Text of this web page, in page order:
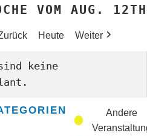
VOM AUG. 12TH
Heute Weiter
keine
Andere